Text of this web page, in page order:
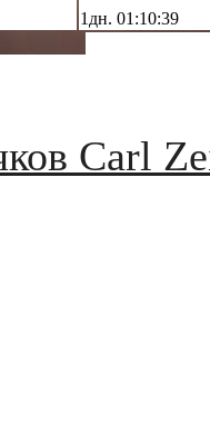
1дн. 01:10:37
Carl